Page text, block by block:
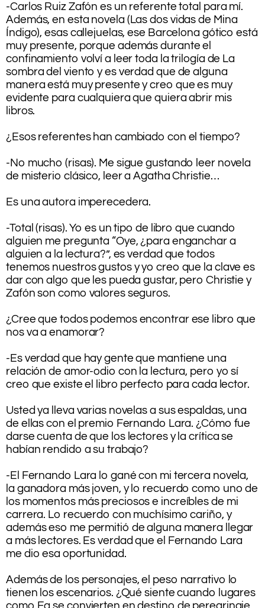
-Carlos Ruiz Zafón es un referente total para mí.
Además, en esta novela (Las dos vidas de Mina
Índigo), esas callejuelas, ese Barcelona gótico está
muy presente, porque además durante el
confinamiento volví a leer toda la trilogía de La
sombra del viento y es verdad que de alguna
manera está muy presente y creo que es muy
evidente para cualquiera que quiera abrir mis
libros.
¿Esos referentes han cambiado con el tiempo?
-No mucho (risas). Me sigue gustando leer novela
de misterio clásico, leer a Agatha Christie…
Es una autora imperecedera.
-Total (risas). Yo es un tipo de libro que cuando
alguien me pregunta “Oye, ¿para enganchar a
alguien a la lectura?”, es verdad que todos
tenemos nuestros gustos y yo creo que la clave es
dar con algo que les pueda gustar, pero Christie y
Zafón son como valores seguros.
¿Cree que todos podemos encontrar ese libro que
nos va a enamorar?
-Es verdad que hay gente que mantiene una
relación de amor-odio con la lectura, pero yo sí
creo que existe el libro perfecto para cada lector.
Usted ya lleva varias novelas a sus espaldas, una
de ellas con el premio Fernando Lara. ¿Cómo fue
darse cuenta de que los lectores y la crítica se
habían rendido a su trabajo?
-El Fernando Lara lo gané con mi tercera novela,
la ganadora más joven, y lo recuerdo como uno de
los momentos más preciosos e increíbles de mi
carrera. Lo recuerdo con muchísimo cariño, y
además eso me permitió de alguna manera llegar
a más lectores. Es verdad que el Fernando Lara
me dio esa oportunidad.
Además de los personajes, el peso narrativo lo
tienen los escenarios. ¿Qué siente cuando lugares